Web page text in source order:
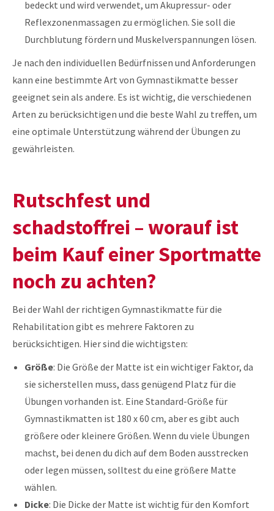
bedeckt und wird verwendet, um Akupressur- oder
Reflexzonenmassagen zu ermöglichen. Sie soll die
Durchblutung fördern und Muskelverspannungen lösen.
Je nach den individuellen Bedürfnissen und Anforderungen
kann eine bestimmte Art von Gymnastikmatte besser
geeignet sein als andere. Es ist wichtig, die verschiedenen
Arten zu berücksichtigen und die beste Wahl zu treffen, um
eine optimale Unterstützung während der Übungen zu
gewährleisten.
Rutschfest und
schadstoffrei – worauf ist
beim Kauf einer Sportmatte
noch zu achten?
Bei der Wahl der richtigen Gymnastikmatte für die
Rehabilitation gibt es mehrere Faktoren zu
berücksichtigen. Hier sind die wichtigsten:
Größe: Die Größe der Matte ist ein wichtiger Faktor, da
sie sicherstellen muss, dass genügend Platz für die
Übungen vorhanden ist. Eine Standard-Größe für
Gymnastikmatten ist 180 x 60 cm, aber es gibt auch
größere oder kleinere Größen. Wenn du viele Übungen
machst, bei denen du dich auf dem Boden ausstrecken
oder legen müssen, solltest du eine größere Matte
wählen.
Dicke: Die Dicke der Matte ist wichtig für den Komfort